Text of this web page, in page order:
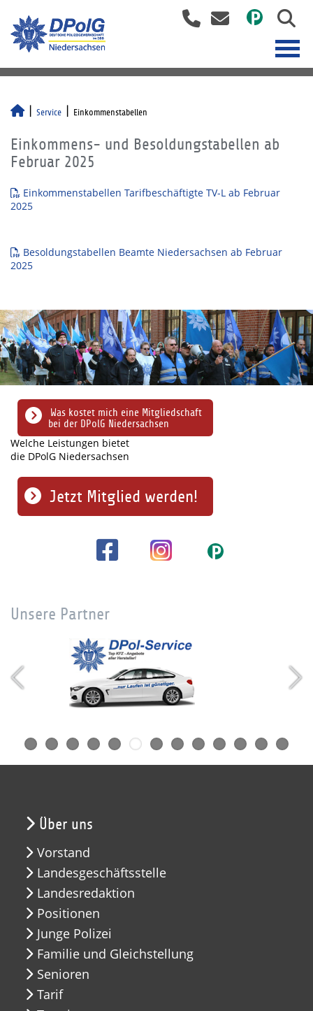
Service Einkommenstabellen
Einkommens- und Besoldungstabellen ab
Februar 2025
Einkommenstabellen Tarifbeschäftigte TV-L ab Februar
2025
Besoldungstabellen Beamte Niedersachsen ab Februar
2025
Was kostet mich eine Mitgliedschaft
bei der DPolG Niedersachsen
Welche Leistungen bietet
die DPolG Niedersachsen
Jetzt Mitglied werden!
Unsere Partner
Über uns
Vorstand
Landesgeschäftsstelle
Landesredaktion
Positionen
Junge Polizei
Familie und Gleichstellung
Senioren
Tarif